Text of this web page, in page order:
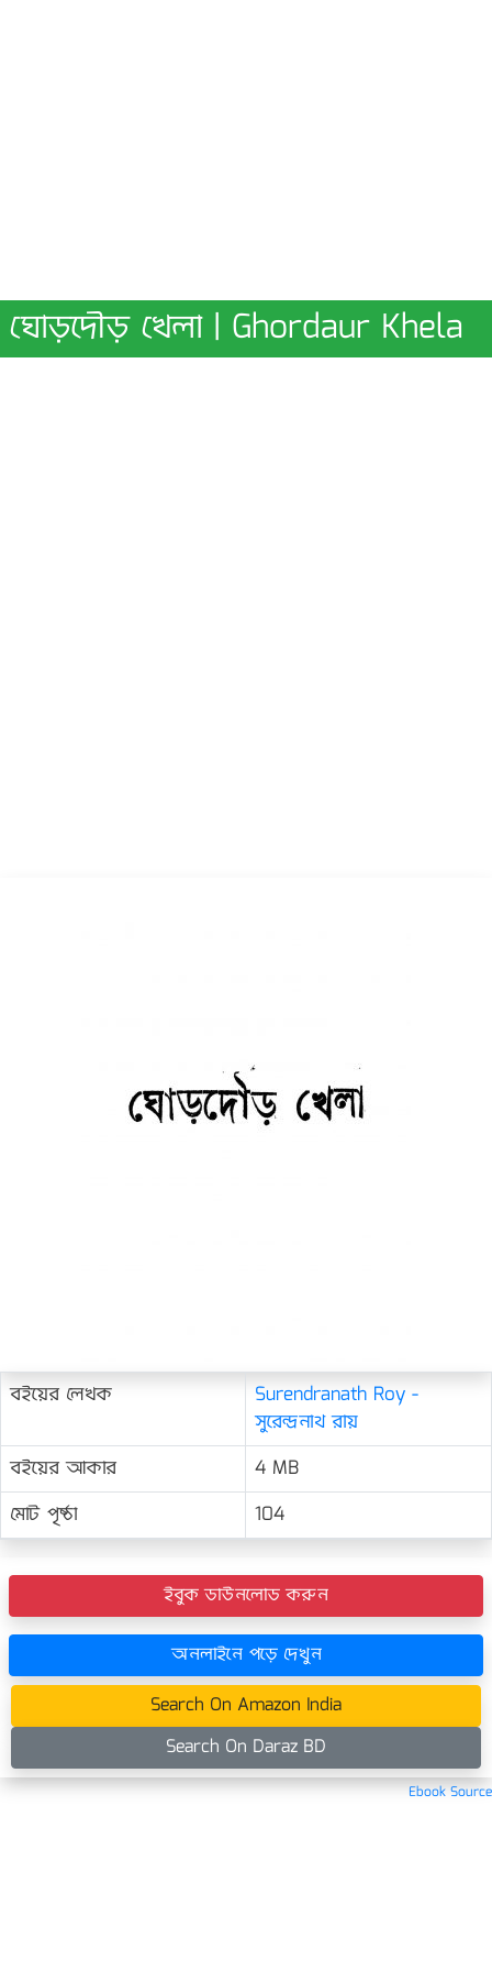
ঘোড়দৌড় খেলা | Ghordaur Khela
বইয়ের লেখক
Surendranath Roy -
সুরেন্দ্রনাথ রায়
বইয়ের আকার
4 MB
মোট পৃষ্ঠা
104
ইবুক ডাউনলোড করুন
অনলাইনে পড়ে দেখুন
Search On Amazon India
Search On Daraz BD
Ebook Source